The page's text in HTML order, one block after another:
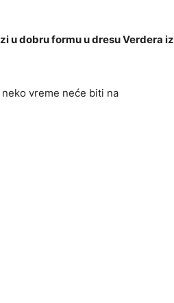
u dobru formu u dresu Verdera iz
neko vreme neće biti na